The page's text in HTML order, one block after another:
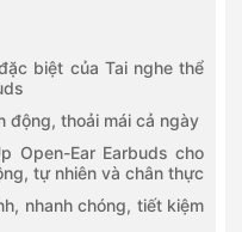
Nghĩa Đô, Hà Nội
Đề, Hà Nội
Hà Nội
Hà Nội
biệt của Tai nghe thể
động, thoải mái cả ngày
Open-Ear Earbuds cho
tự nhiên và chân thực
nhanh chóng, tiết kiệm